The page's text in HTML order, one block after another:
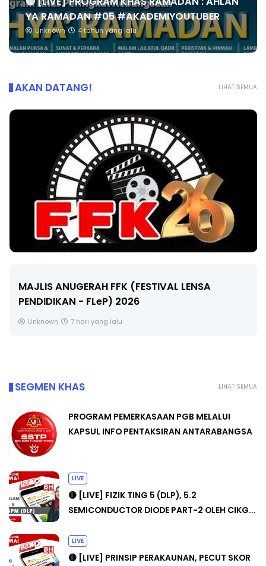
YA RAMADAN #05 #AKADEMIYOUTUBER
Unknown 4 tahun yang lalu
LIHAT SEMUA
AKAN DATANG!
MAJLIS ANUGERAH FFK (FESTIVAL LENSA
PENDIDIKAN - FLeP) 2026
Unknown 7 hari yang lalu
LIHAT SEMUA
SEGMEN KHAS
PROGRAM PEMERKASAAN PGB MELALUI
KAPSUL INFO PENTAKSIRAN ANTARABANGSA
LIVE
🔴 [LIVE] FIZIK TING 5 (DLP), 5.2
SEMICONDUCTOR DIODE PART-2 OLEH CIKG...
LIVE
🔴 [LIVE] PRINSIP PERAKAUNAN, PECUT SKOR